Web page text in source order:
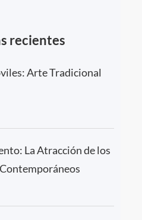
recientes
Arte Tradicional
La Atracción de los